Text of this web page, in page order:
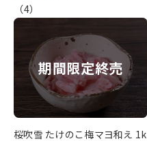
（4）
期間限定終売
桜吹雪 たけのこ梅マヨ和え 1k